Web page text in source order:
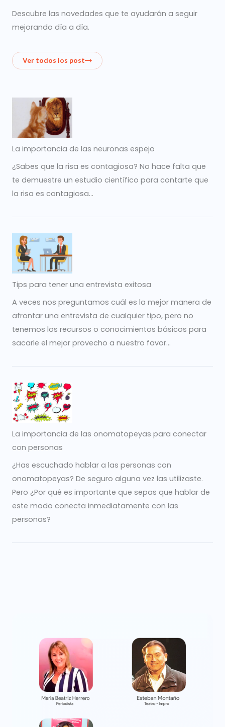
Descubre las novedades que te ayudarán a seguir
mejorando día a día.
Ver todos los post
La importancia de las neuronas espejo
¿Sabes que la risa es contagiosa? No hace falta que
te demuestre un estudio científico para contarte que
la risa es contagiosa…
Tips para tener una entrevista exitosa
A veces nos preguntamos cuál es la mejor manera de
afrontar una entrevista de cualquier tipo, pero no
tenemos los recursos o conocimientos básicos para
sacarle el mejor provecho a nuestro favor...
La importancia de las onomatopeyas para conectar
con personas
¿Has escuchado hablar a las personas con
onomatopeyas? De seguro alguna vez las utilizaste.
Pero ¿Por qué es importante que sepas que hablar de
este modo conecta inmediatamente con las
personas?